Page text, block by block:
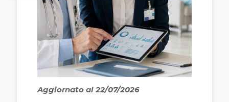
Aggiornato al 22/07/2026